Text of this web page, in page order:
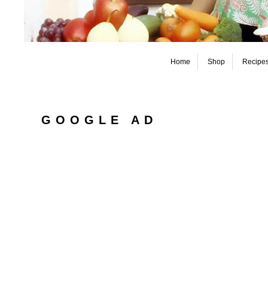
Home Shop
GOOGLE AD